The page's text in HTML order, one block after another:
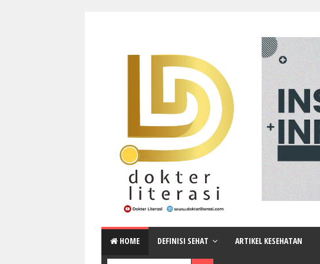
HOME DEFINISI SEHAT ARTIKEL KESEHATAN